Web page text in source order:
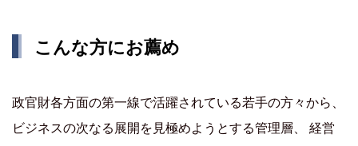
こんな方にお薦め
政官財各方面の第一線で活躍されている若手の方々から、
ビジネスの次なる展開を見極めようとする管理層、 経営